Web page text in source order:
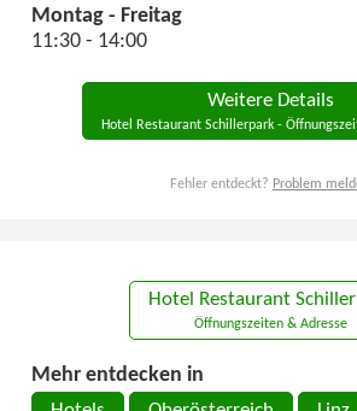
Montag - Freitag
11:30 - 14:00
Weitere Details
Hotel Restaurant Schillerpark -
Fehler entdeckt? Problem
Hotel Restaurant
Öffnungszeiten & Adresse
Mehr entdecken in